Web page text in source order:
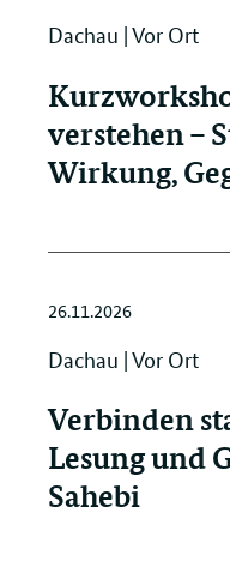
Dachau | Vor Ort
verstehen –
Wirkung,
26.11.2026
Dachau | Vor Ort
Verbinden
Lesung und
Sahebi